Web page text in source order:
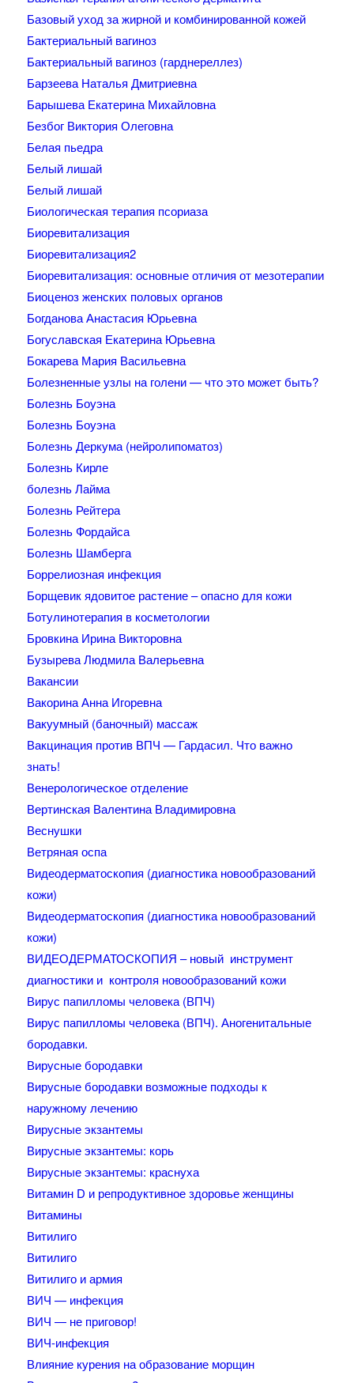
Базовый уход за жирной и комбинированной кожей
Бактериальный вагиноз
Бактериальный вагиноз (гарднереллез)
Барзеева Наталья Дмитриевна
Барышева Екатерина Михайловна
Безбог Виктория Олеговна
Белая пьедра
Белый лишай
Белый лишай
Биологическая терапия псориаза
Биоревитализация
Биоревитализация2
Биоревитализация: основные отличия от мезотерапии
Биоценоз женских половых органов
Богданова Анастасия Юрьевна
Богуславская Екатерина Юрьевна
Бокарева Мария Васильевна
Болезненные узлы на голени — что это может быть?
Болезнь Боуэна
Болезнь Боуэна
Болезнь Деркума (нейролипоматоз)
Болезнь Кирле
болезнь Лайма
Болезнь Рейтера
Болезнь Фордайса
Болезнь Шамберга
Боррелиозная инфекция
Борщевик ядовитое растение – опасно для кожи
Ботулинотерапия в косметологии
Бровкина Ирина Викторовна
Бузырева Людмила Валерьевна
Вакансии
Вакорина Анна Игоревна
Вакуумный (баночный) массаж
Вакцинация против ВПЧ — Гардасил. Что важно
знать!
Венерологическое отделение
Вертинская Валентина Владимировна
Веснушки
Ветряная оспа
Видеодерматоскопия (диагностика новообразований
кожи)
Видеодерматоскопия (диагностика новообразований
кожи)
ВИДЕОДЕРМАТОСКОПИЯ – новый инструмент
диагностики и контроля новообразований кожи
Вирус папилломы человека (ВПЧ)
Вирус папилломы человека (ВПЧ). Аногенитальные
бородавки.
Вирусные бородавки
Вирусные бородавки возможные подходы к
наружному лечению
Вирусные экзантемы
Вирусные экзантемы: корь
Вирусные экзантемы: краснуха
Витамин D и репродуктивное здоровье женщины
Витамины
Витилиго
Витилиго
Витилиго и армия
ВИЧ — инфекция
ВИЧ — не приговор!
ВИЧ-инфекция
Влияние курения на образование морщин